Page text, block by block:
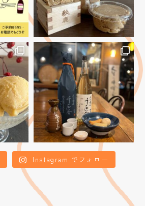
Instagram でフォロー